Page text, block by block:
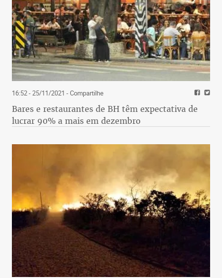
16:52 - 25/11/2021 - Compartilhe
Bares e restaurantes de BH têm expectativa de
lucrar 90% a mais em dezembro